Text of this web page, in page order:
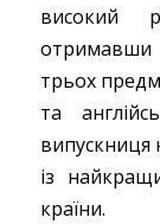
високий
отримавши
трьох
та
із
країни.